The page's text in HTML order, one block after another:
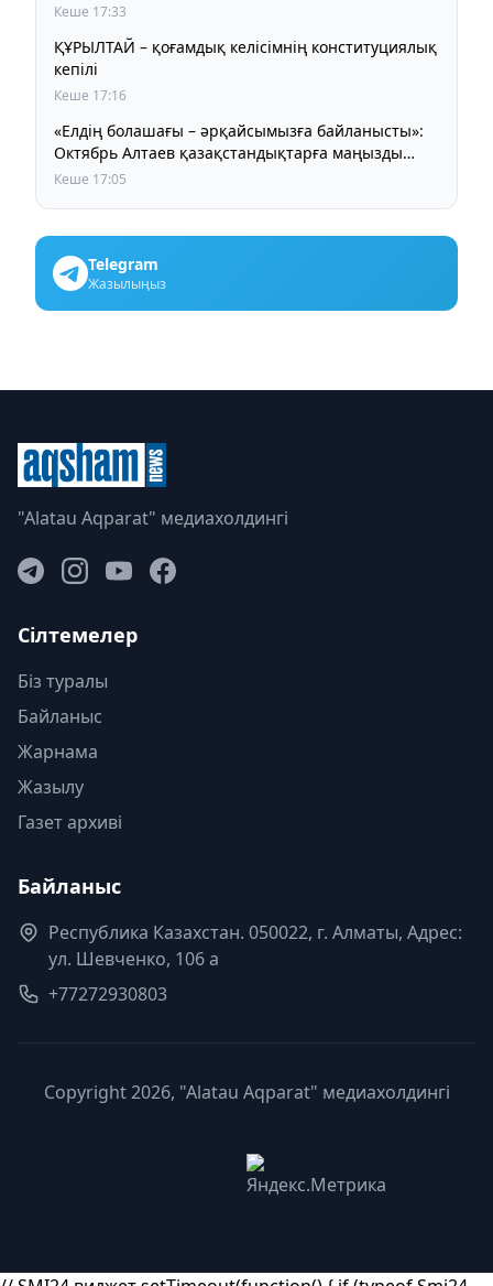
Кеше 17:33
ҚҰРЫЛТАЙ – қоғамдық келісімнің конституциялық
кепілі
Кеше 17:16
«Елдің болашағы – әрқайсымызға байланысты»:
Октябрь Алтаев қазақстандықтарға маңызды
үндеу жасады
Кеше 17:05
Telegram
Жазылыңыз
"Alatau Aqparat" медиахолдингі
Сілтемелер
Біз туралы
Байланыс
Жарнама
Жазылу
Газет архиві
Байланыс
Республика Казахстан. 050022, г. Алматы, Адрес:
ул. Шевченко, 106 а
+77272930803
Copyright 2026, "Alatau Aqparat" медиахолдингі